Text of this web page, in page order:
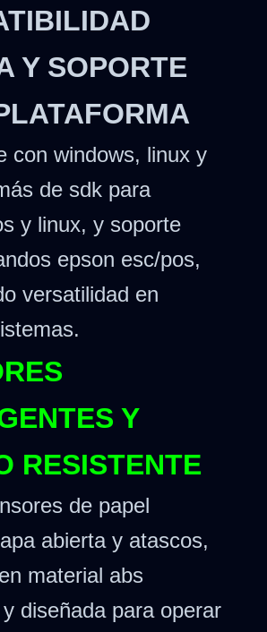
Y SOPORTE
con windows, linux y
de sdk para
y linux, y soporte
epson esc/pos,
versatilidad en
Y
RESISTENTE
de papel
abierta y atascos,
material abs
diseñada para operar